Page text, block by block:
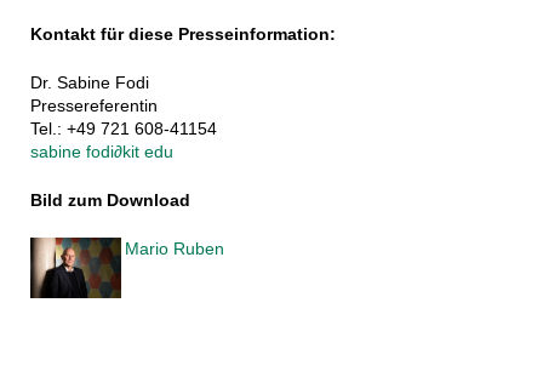
Kontakt für diese Presseinformation:
Dr. Sabine Fodi
Pressereferentin
Tel.: +49 721 608-41154
sabine fodi∂kit edu
Bild zum Download
Mario Ruben